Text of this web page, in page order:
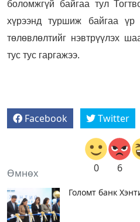
боломжгүй байгаа тул
хүрээнд туршиж байгаа үр
төлөвлөлтийг нэвтрүүлэх
тус тус гаргажээ.
Facebook Twitter
0 6
Өмнөх
Голомт банк